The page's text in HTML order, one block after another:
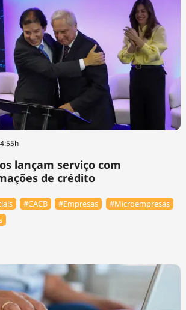
lançam serviço com
de crédito
#⁠CACB #Empresas
#Microempresas